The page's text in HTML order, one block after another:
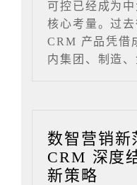
可控已经成为
核心考量。过
CRM 产品凭借
内集团、制造
数智营销新
CRM 深度
新策略